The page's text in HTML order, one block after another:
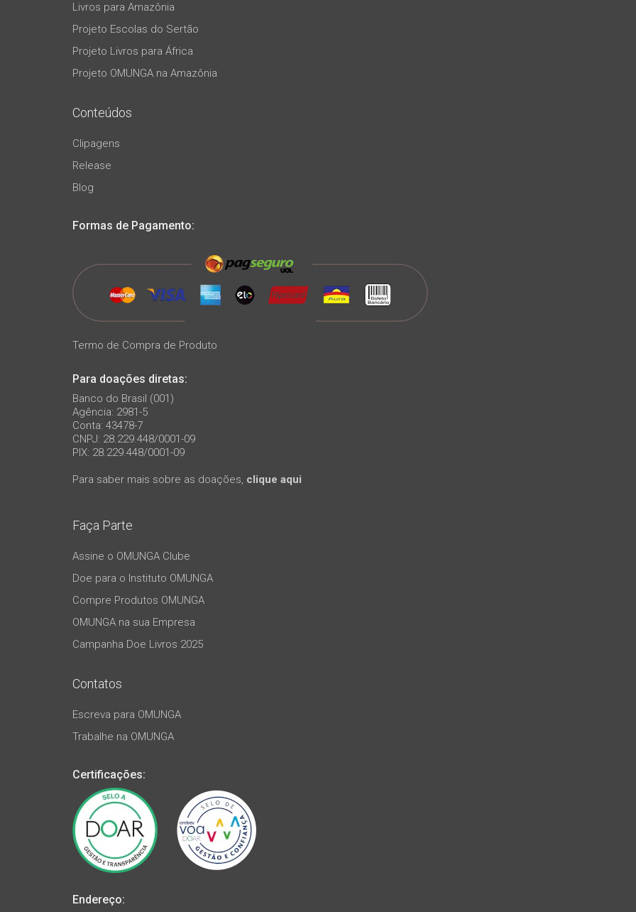
Livros para Amazônia
Projeto Escolas do Sertão
Projeto Livros para África
Projeto OMUNGA na Amazônia
Conteúdos
Clipagens
Release
Blog
Formas de Pagamento:
Termo de Compra de Produto
Para doações diretas:
Banco do Brasil (001)
Agência: 2981-5
Conta: 43478-7
CNPJ: 28.229.448/0001-09
PIX: 28.229.448/0001-09
Para saber mais sobre as doações, clique aqui
Faça Parte
Assine o OMUNGA Clube
Doe para o Instituto OMUNGA
Compre Produtos OMUNGA
OMUNGA na sua Empresa
Campanha Doe Livros 2025
Contatos
Escreva para OMUNGA
Trabalhe na OMUNGA
Certificações:
Endereço: